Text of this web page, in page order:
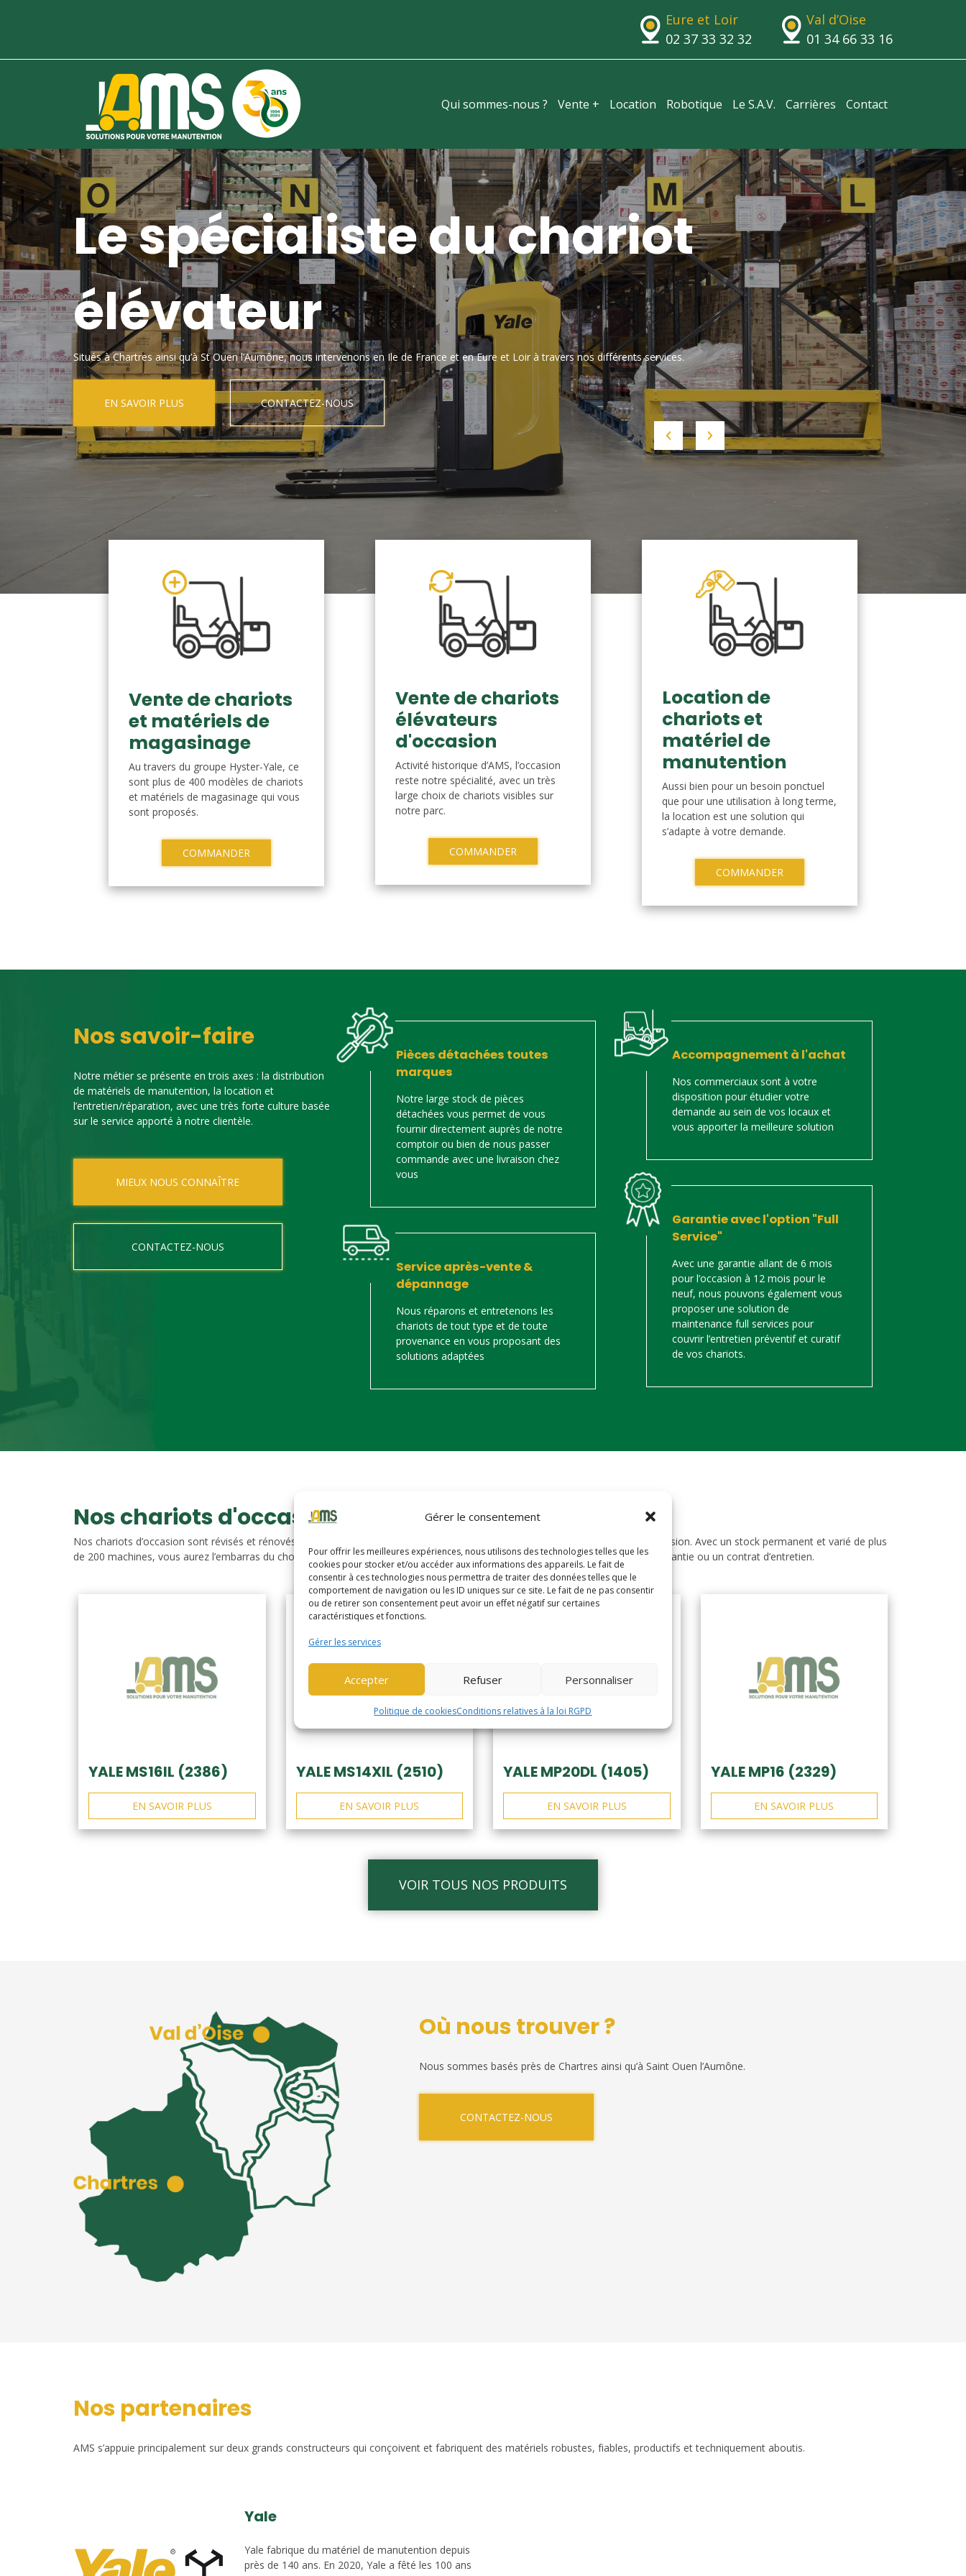
Gérer le consentement
Pour offrir les meilleures expériences, nous utilisons des technologies telles que les
cookies pour stocker et/ou accéder aux informations des appareils. Le fait de
consentir à ces technologies nous permettra de traiter des données telles que le
comportement de navigation ou les ID uniques sur ce site. Le fait de ne pas consentir
ou de retirer son consentement peut avoir un effet négatif sur certaines
caractéristiques et fonctions.
Gérer les services
Accepter Refuser Personnaliser
Politique de cookiesConditions relatives à la loi RGPD
Eure et Loir
02 37 33 32 32
Val d’Oise
01 34 66 33 16
Qui sommes-nous ? Vente + Location Robotique Le S.A.V. Carrières Contact
Le spécialiste du chariot
élévateur
Situés à Chartres ainsi qu’à St Ouen l’Aumône, nous intervenons en Ile de France et en Eure et Loir à travers nos différents services.
EN SAVOIR PLUS CONTACTEZ-NOUS
Vente de chariots
et matériels de
magasinage
Au travers du groupe Hyster-Yale, ce
sont plus de 400 modèles de chariots
et matériels de magasinage qui vous
sont proposés.
COMMANDER
Vente de chariots
élévateurs
d'occasion
Activité historique d’AMS, l’occasion
reste notre spécialité, avec un très
large choix de chariots visibles sur
notre parc.
COMMANDER
Location de
chariots et
matériel de
manutention
Aussi bien pour un besoin ponctuel
que pour une utilisation à long terme,
la location est une solution qui
s’adapte à votre demande.
COMMANDER
Nos savoir-faire
Notre métier se présente en trois axes : la distribution
de matériels de manutention, la location et
l’entretien/réparation, avec une très forte culture basée
sur le service apporté à notre clientèle.
MIEUX NOUS CONNAÎTRE
CONTACTEZ-NOUS
Pièces détachées toutes
marques
Notre large stock de pièces
détachées vous permet de vous
fournir directement auprès de notre
comptoir ou bien de nous passer
commande avec une livraison chez
vous
Service après-vente &
dépannage
Nous réparons et entretenons les
chariots de tout type et de toute
provenance en vous proposant des
solutions adaptées
Accompagnement à l'achat
Nos commerciaux sont à votre
disposition pour étudier votre
demande au sein de vos locaux et
vous apporter la meilleure solution
Garantie avec l'option "Full
Service"
Avec une garantie allant de 6 mois
pour l’occasion à 12 mois pour le
neuf, nous pouvons également vous
proposer une solution de
maintenance full services pour
couvrir l’entretien préventif et curatif
de vos chariots.
Nos chariots d'occasion
Nos chariots d’occasion sont révisés et rénovés. Vous trouverez ci-dessous notre catalogue de matériels de manutention d’occasion. Avec un stock permanent et varié de plus
de 200 machines, vous aurez l’embarras du choix. Nos chariots sont révisés, reconditionnés, repeints, prêts à partir avec une garantie ou un contrat d’entretien.
YALE MS16IL (2386)
EN SAVOIR PLUS
YALE MS14XIL (2510)
EN SAVOIR PLUS
YALE MP20DL (1405)
EN SAVOIR PLUS
YALE MP16 (2329)
EN SAVOIR PLUS
VOIR TOUS NOS PRODUITS
Où nous trouver ?
Nous sommes basés près de Chartres ainsi qu’à Saint Ouen l’Aumône.
CONTACTEZ-NOUS
Nos partenaires
AMS s’appuie principalement sur deux grands constructeurs qui conçoivent et fabriquent des matériels robustes, fiables, productifs et techniquement aboutis.
Yale
Yale fabrique du matériel de manutention depuis
près de 140 ans. En 2020, Yale a fêté les 100 ans